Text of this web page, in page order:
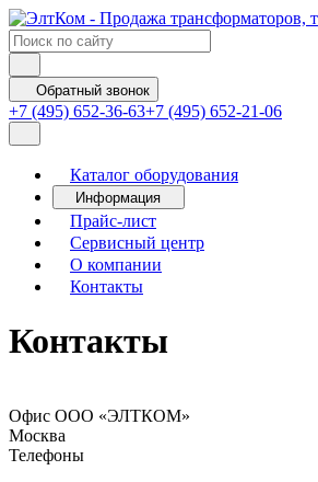
Обратный звонок
+7 (495) 652-36-63+7 (495) 652-21-06
Каталог оборудования
Информация
Прайс-лист
Сервисный центр
О компании
Контакты
Контакты
Офис ООО «ЭЛТКОМ»
Москва
Телефоны